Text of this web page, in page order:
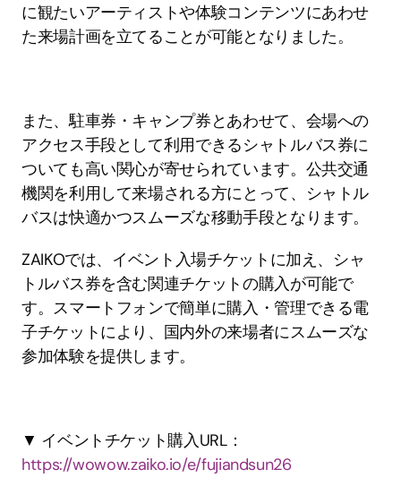
に観たいアーティストや体験コンテンツにあわせ
た来場計画を立てることが可能となりました。
また、駐車券・キャンプ券とあわせて、会場への
アクセス手段として利用できるシャトルバス券に
ついても高い関心が寄せられています。公共交通
機関を利用して来場される方にとって、シャトル
バスは快適かつスムーズな移動手段となります。
ZAIKOでは、イベント入場チケットに加え、シャ
トルバス券を含む関連チケットの購入が可能で
す。スマートフォンで簡単に購入・管理できる電
子チケットにより、国内外の来場者にスムーズな
参加体験を提供します。
▼ イベントチケット購入URL：
https://wowow.zaiko.io/e/fujiandsun26